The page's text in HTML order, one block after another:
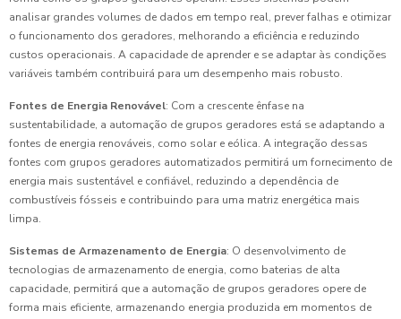
analisar grandes volumes de dados em tempo real, prever falhas e otimizar
o funcionamento dos geradores, melhorando a eficiência e reduzindo
custos operacionais. A capacidade de aprender e se adaptar às condições
variáveis também contribuirá para um desempenho mais robusto.
Fontes de Energia Renovável: Com a crescente ênfase na
sustentabilidade, a automação de grupos geradores está se adaptando a
fontes de energia renováveis, como solar e eólica. A integração dessas
fontes com grupos geradores automatizados permitirá um fornecimento de
energia mais sustentável e confiável, reduzindo a dependência de
combustíveis fósseis e contribuindo para uma matriz energética mais
limpa.
Sistemas de Armazenamento de Energia: O desenvolvimento de
tecnologias de armazenamento de energia, como baterias de alta
capacidade, permitirá que a automação de grupos geradores opere de
forma mais eficiente, armazenando energia produzida em momentos de